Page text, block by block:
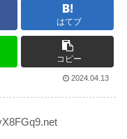
はてブ
コピー
2024.04.13